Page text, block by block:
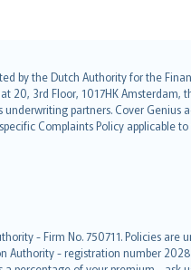
by the Dutch Authority for the
3rd Floor, 1017HK
partners. Cover
Complaints Policy applicable
- Firm No. 750711. Policies are
- registration number